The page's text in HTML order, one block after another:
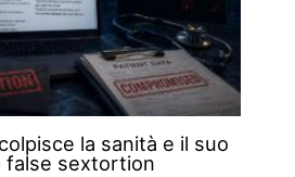
la sanità e il suo
false sextortion